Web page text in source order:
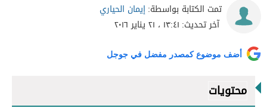
تمت الكتابة بواسطة:إيمان الحياري
آخر تحديث: ١٣:٤١ ، ٢١ يناير ٢٠١٦
أضف موضوع كمصدر مفضل في جوجل
محتويات